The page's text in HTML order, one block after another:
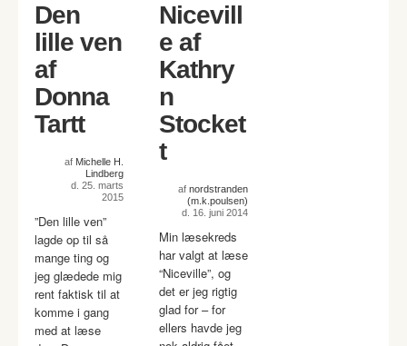
Den
lille ven
af
Donna
Tartt
af Michelle H.
Lindberg
d. 25. marts
2015
”Den lille ven”
lagde op til så
mange ting og
jeg glædede mig
rent faktisk til at
komme i gang
med at læse
Nicevill
e af
Kathry
n
Stocket
t
af nordstranden
(m.k.poulsen)
d. 16. juni 2014
Min læsekreds
har valgt at læse
“Niceville”, og
det er jeg rigtig
glad for – for
ellers havde jeg